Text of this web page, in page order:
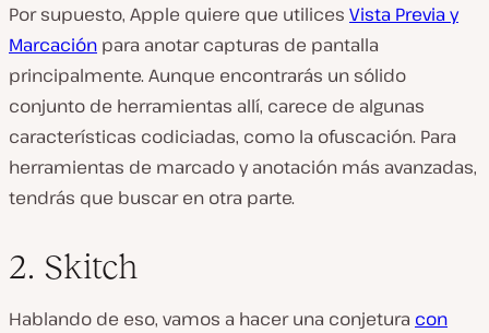
Por supuesto, Apple quiere que utilices Vista Previa y
Marcación para anotar capturas de pantalla
principalmente. Aunque encontrarás un sólido
conjunto de herramientas allí, carece de algunas
características codiciadas, como la ofuscación. Para
herramientas de marcado y anotación más avanzadas,
tendrás que buscar en otra parte.
2. Skitch
Hablando de eso, vamos a hacer una conjetura con